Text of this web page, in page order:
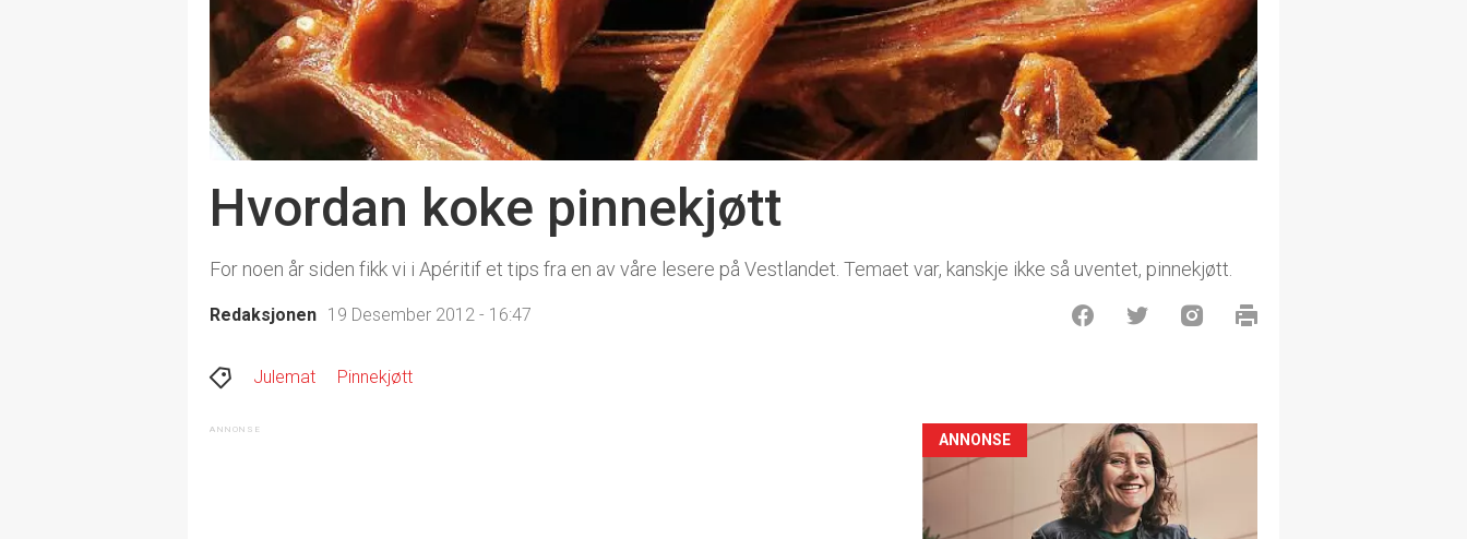
Hvordan koke pinnekjøtt
For noen år siden fikk vi i Apéritif et tips fra en av våre lesere på Vestlandet. Temaet var, kanskje ikke så uventet, pinnekjøtt.
Redaksjonen 19 Desember 2012 - 16:47
Julemat Pinnekjøtt
ANNONSE